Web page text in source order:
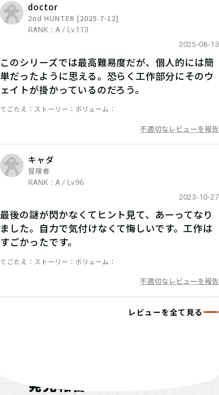
052.参加表明をする
参加表明をして、クリア時に参加表明
りでチャレンジするもよし、お友達や
074.発見報告をする
doctor
2nd HUNTER [2025.7-12]
RANK：A / Lv.113
2025-08-13
このシリーズでは最高難易度だが、個人的には簡
単だったように思える。恐らく工作部分にそのウ
ェイトが掛かっているのだろう。
てごたえ ストーリー ボリューム
不適切なレビューを報告
キャダ
冒険者
RANK：A / Lv.96
2023-10-27
最後の謎が閃かなくてヒント見て、あーってなり
ました。自力で気付けなくて悔しいです。工作は
すごかったです。
てごたえ ストーリー ボリューム
不適切なレビューを報告
レビューを全て見る
発見報告